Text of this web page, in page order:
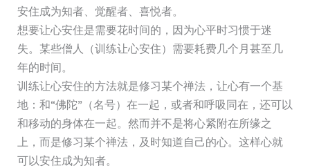
安住成为知者、觉醒者、喜悦者。
想要让心安住是需要花时间的，因为心平时习惯于迷
失。某些僧人（训练让心安住）需要耗费几个月甚至几
年的时间。
训练让心安住的方法就是修习某个禅法，让心有一个基
地：和“佛陀”（名号）在一起，或者和呼吸同在，还可以
和移动的身体在一起。然而并不是将心紧附在所缘之
上，而是修习某个禅法，及时知道自己的心。这样心就
可以安住成为知者。